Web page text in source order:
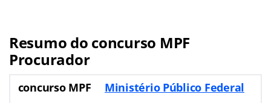
Resumo do concurso MPF
Procurador
concurso MPF Ministério Público Federal